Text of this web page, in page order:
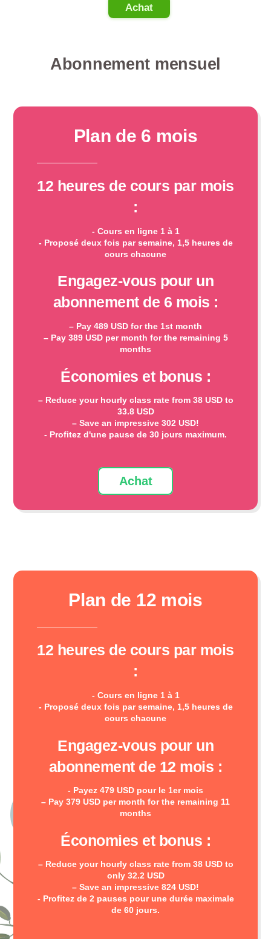
Achat
Abonnement mensuel
Plan de 6 mois
12 heures de cours par mois
:
- Cours en ligne 1 à 1
- Proposé deux fois par semaine, 1,5 heures de
cours chacune
Engagez-vous pour un
abonnement de 6 mois :
– Pay 489 USD for the 1st month
– Pay 389 USD per month for the remaining 5
months
Économies et bonus :
– Reduce your hourly class rate from 38 USD to
33.8 USD
– Save an impressive 302 USD!
- Profitez d'une pause de 30 jours maximum.
Achat
Plan de 12 mois
12 heures de cours par mois
:
- Cours en ligne 1 à 1
- Proposé deux fois par semaine, 1,5 heures de
cours chacune
Engagez-vous pour un
abonnement de 12 mois :
- Payez 479 USD pour le 1er mois
– Pay 379 USD per month for the remaining 11
months
Économies et bonus :
– Reduce your hourly class rate from 38 USD to
only 32.2 USD
– Save an impressive 824 USD!
- Profitez de 2 pauses pour une durée maximale
de 60 jours.